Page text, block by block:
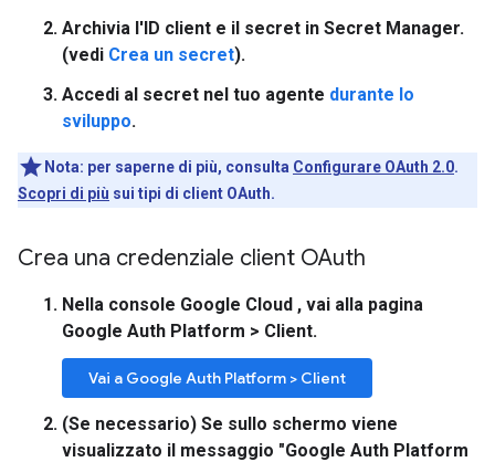
Archivia l'ID client e il secret in Secret Manager.
(vedi Crea un secret).
Accedi al secret nel tuo agente durante lo
sviluppo.
Nota: per saperne di più, consulta Configurare OAuth 2.0.
Scopri di più sui tipi di client OAuth.
Crea una credenziale client OAuth
Nella console Google Cloud , vai alla pagina
Google Auth Platform > Client.
Vai a Google Auth Platform > Client
(Se necessario) Se sullo schermo viene
visualizzato il messaggio "Google Auth Platform